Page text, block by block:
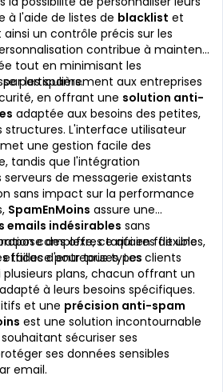
à l'aide de listes de blacklist et
un contrôle précis sur les
contribue à maintenir
tout en minimisant les
les spams.
particulièrement aux entreprises
en offrant une solution anti-
adaptée aux besoins des petites,
L'interface utilisateur
une gestion facile des
tandis que l'intégration
de messagerie existants
sans impact sur la performance
SpamEnMoins assure une
emails indésirables sans
complexe, ce qui en fait une
pour tous types
des offres tarifaires flexibles,
tailles d'entreprises. Les clients
plans, chacun offrant un
à leurs besoins spécifiques.
et une précision anti-spam
est une solution incontournable
sécuriser ses
ses données sensibles
email.